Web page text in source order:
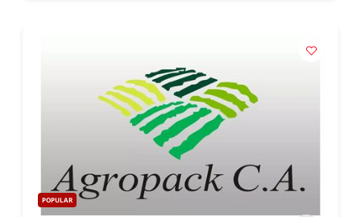
POPULAR